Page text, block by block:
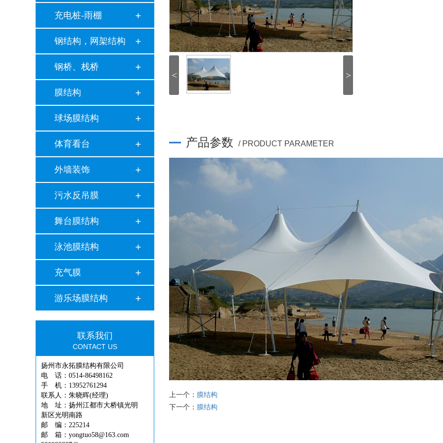
充电桩-雨棚
钢结构，网架结构
钢桥、栈桥
膜结构
球场膜结构
体育看台
外墙装饰
污水反吊膜
舞台膜结构
泳池膜结构
充气膜
游乐场膜结构
联系我们
CONTACT US
扬州市永拓膜结构有限公司
电 话：0514-86498162
手 机：13952761294
联系人：朱晓晖(经理)
地 址：扬州江都市大桥镇光明
新区光明南路
邮 编：225214
邮 箱：yongtuo58@163.com
< >
产品参数 / PRODUCT PARAMETER
上一个： 膜结构
下一个： 膜结构